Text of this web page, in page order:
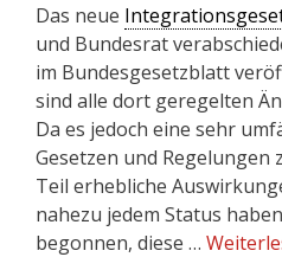
Das neue
und Bundesrat
im Bundesgesetzblatt
sind alle dort geregelten
Da es jedoch eine sehr
Gesetzen und Regelungen
Teil erhebliche
nahezu jedem Status
begonnen, diese …